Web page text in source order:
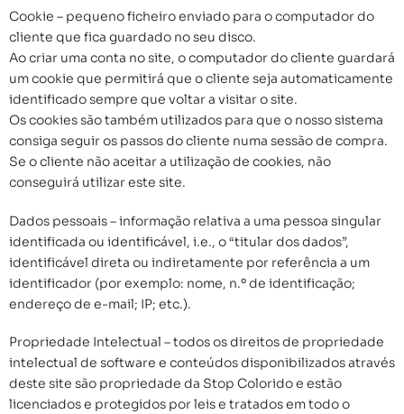
Cookie – pequeno ficheiro enviado para o computador do
cliente que fica guardado no seu disco.
Ao criar uma conta no site, o computador do cliente guardará
um cookie que permitirá que o cliente seja automaticamente
identificado sempre que voltar a visitar o site.
Os cookies são também utilizados para que o nosso sistema
consiga seguir os passos do cliente numa sessão de compra.
Se o cliente não aceitar a utilização de cookies, não
conseguirá utilizar este site.
Dados pessoais – informação relativa a uma pessoa singular
identificada ou identificável, i.e., o “titular dos dados”,
identificável direta ou indiretamente por referência a um
identificador (por exemplo: nome, n.º de identificação;
endereço de e-mail; IP; etc.).
Propriedade Intelectual – todos os direitos de propriedade
intelectual de software e conteúdos disponibilizados através
deste site são propriedade da Stop Colorido e estão
licenciados e protegidos por leis e tratados em todo o